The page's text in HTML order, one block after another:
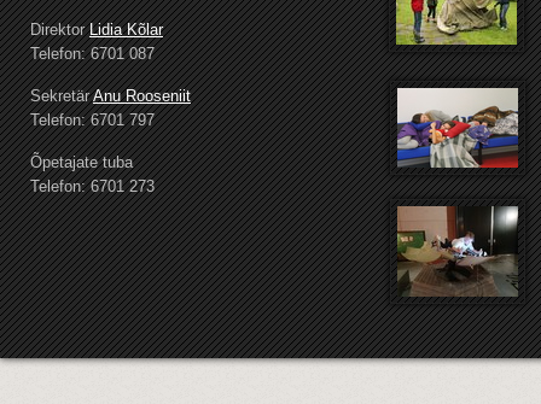
DirektorLidia Kõlar
Telefon: 6701 087
SekretärAnu Rooseniit
Telefon: 6701 797
Õpetajate tuba
Telefon: 6701 273